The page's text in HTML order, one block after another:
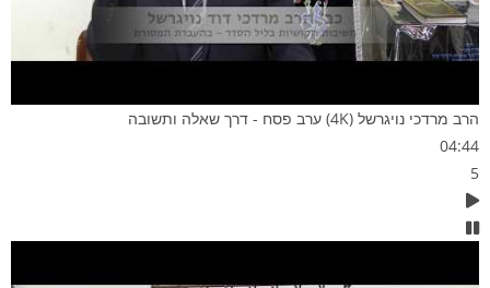
הרב מרדכי נויגרשל (4K) ערב פסח - דרך שאלה ותשובה
04:44
5